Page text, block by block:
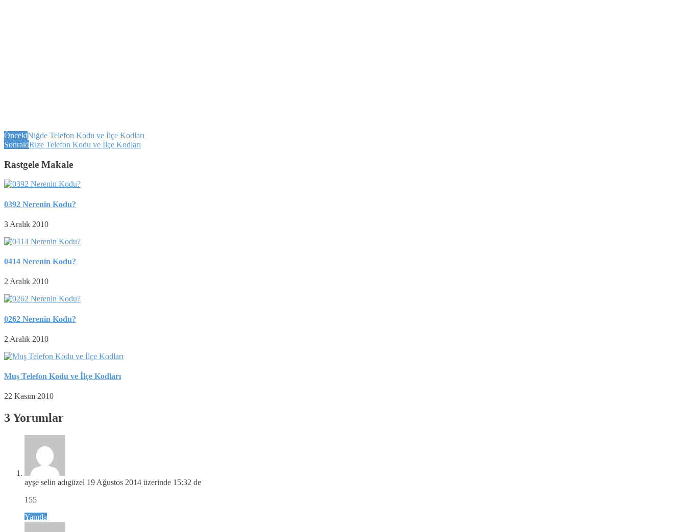
ÖncekiNiğde Telefon Kodu ve İlçe Kodları
SonrakiRize Telefon Kodu ve İlçe Kodları
Rastgele Makale
0392 Nerenin Kodu?
3 Aralık 2010
0414 Nerenin Kodu?
2 Aralık 2010
0262 Nerenin Kodu?
2 Aralık 2010
Muş Telefon Kodu ve İlçe Kodları
22 Kasım 2010
3 Yorumlar
ayşe selin adıgüzel 19 Ağustos 2014 üzerinde 15:32 de
155
Yanıtla